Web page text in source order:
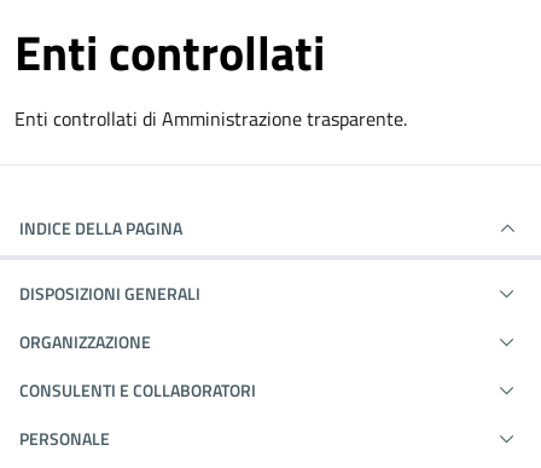
Enti controllati
Enti controllati di Amministrazione trasparente.
INDICE DELLA PAGINA
DISPOSIZIONI GENERALI
ORGANIZZAZIONE
CONSULENTI E COLLABORATORI
PERSONALE